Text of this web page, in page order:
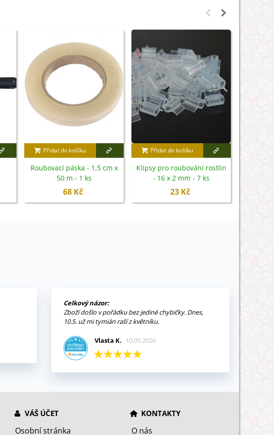
Přidat do košíku
Roubovací páska - 1,5 cm x
50 m - 1 ks
68 Kč
Přidat do košíku
Klipsy pro roubování rostlin
- 16 x 2 mm - 7 ks
23 Kč
Celkový názor:
Zboží došlo v pořádku bez jediné chybičky. Dnes,
10.5. už mi tymián raší z květníku.
Vlasta K. 10.05.2026
VÁŠ ÚČET
Osobní stránka
KONTAKTY
O nás